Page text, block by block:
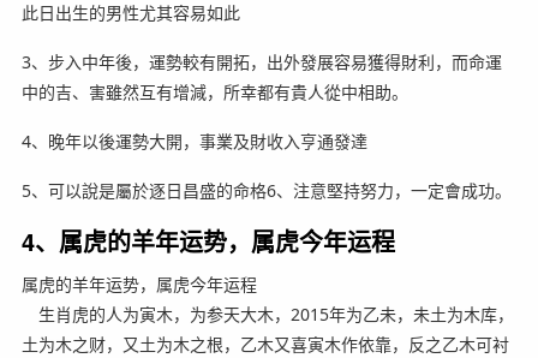
此日出生的男性尤其容易如此
3、步入中年後，運勢較有開拓，出外發展容易獲得財利，而命運
中的吉、害雖然互有增減，所幸都有貴人從中相助。
4、晚年以後運勢大開，事業及財收入亨通發達
5、可以說是屬於逐日昌盛的命格6、注意堅持努力，一定會成功。
4、属虎的羊年运势，属虎今年运程
属虎的羊年运势，属虎今年运程
生肖虎的人为寅木，为参天大木，2015年为乙未，未土为木库，
土为木之财，又土为木之根，乙木又喜寅木作依靠，反之乙木可衬